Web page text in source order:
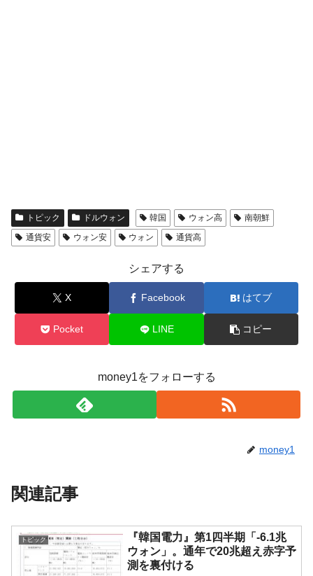
トピック ドルウォン 韓国 ウォン高
南朝鮮
通貨安
ウォン安 ウォン 通貨高
シェアする
X Facebook はてブ
Pocket LINE コピー
money1をフォローする
money1
関連記事
トピック
『韓国電力』第1四半期「-6.1兆
ウォン」。通年で20兆超え赤字予
測を裏付ける